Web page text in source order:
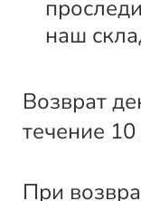
наш
Возврат
течение
При